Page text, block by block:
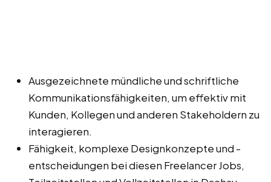
Ausgezeichnete mündliche und schriftliche
Kommunikationsfähigkeiten, um effektiv mit
Kunden, Kollegen und anderen Stakeholdern zu
interagieren.
Fähigkeit, komplexe Designkonzepte und -
entscheidungen bei diesen Freelancer Jobs,